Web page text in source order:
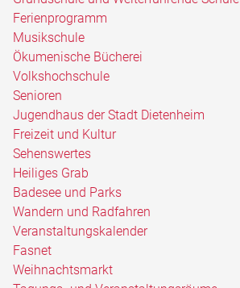
Ferienprogramm
Musikschule
Ökumenische Bücherei
Volkshochschule
Senioren
Jugendhaus der Stadt Dietenheim
Freizeit und Kultur
Sehenswertes
Heiliges Grab
Badesee und Parks
Wandern und Radfahren
Veranstaltungskalender
Fasnet
Weihnachtsmarkt